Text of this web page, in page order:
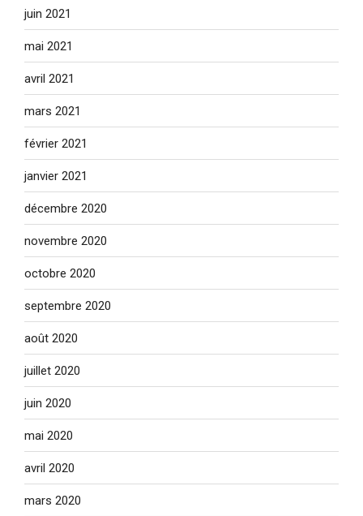
juin 2021
mai 2021
avril 2021
mars 2021
février 2021
janvier 2021
décembre 2020
novembre 2020
octobre 2020
septembre 2020
août 2020
juillet 2020
juin 2020
mai 2020
avril 2020
mars 2020